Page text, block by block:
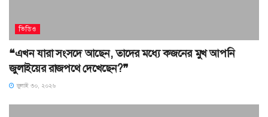
ভিডিও
❝এখন যারা সংসদে আছেন, তাদের মধ্যে কজনের মুখ আপনি
জুলাইয়ের রাজপথে দেখেছেন?❞
জুলাই ৩০, ২০২৬